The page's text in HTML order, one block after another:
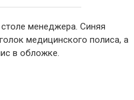
менеджера. Синяя
медицинского полиса, а
в обложке.